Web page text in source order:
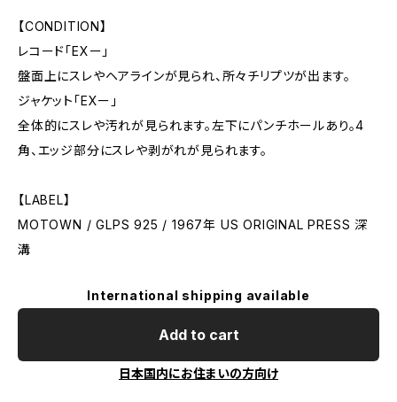
【CONDITION】
レコード「EXー」
盤面上にスレやヘアラインが見られ、所々チリプツが出ます。
ジャケット「EXー」
全体的にスレや汚れが見られます。左下にパンチホールあり。4
角、エッジ部分にスレや剥がれが見られます。
【LABEL】
MOTOWN / GLPS 925 / 1967年 US ORIGINAL PRESS 深
溝
International shipping available
Add to cart
日本国内にお住まいの方向け